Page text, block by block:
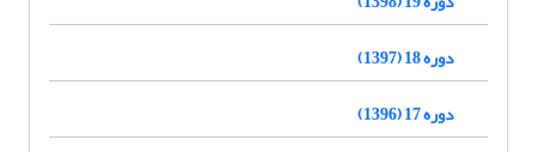
دوره 18 (1397)
دوره 17 (1396)